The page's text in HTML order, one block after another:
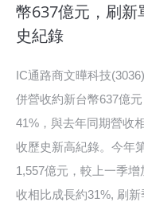
幣637億元，刷新
史紀錄
IC通路商文曄科技
併營收約新台幣637億
41%，與去年同期營收
收歷史新高紀錄。今年
1,557億元，較上一季
收相比成長約31%, 刷